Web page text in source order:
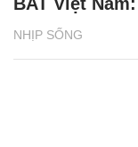
NHỊP SỐNG